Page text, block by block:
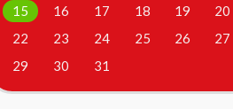
15
16 17 18 19 20
22
23 24 25 26 27
29
30 31